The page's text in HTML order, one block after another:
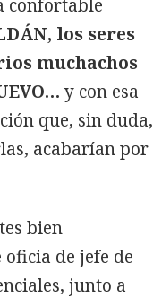
confortable
los seres
muchachos
y con esa
que, sin duda,
acabarían por
bien
de jefe de
junto a